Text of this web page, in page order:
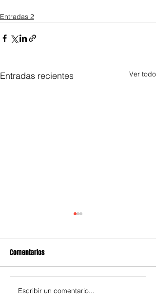
Entradas 2
Entradas recientes Ver todo
Grupo Andrade y el impacto
Comentarios
Escribir un comentario...